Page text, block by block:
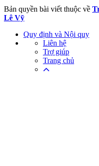
Bản quyền bài viết thuộc về
Lê Vỹ
Quy định và Nội quy
Liên hệ
Trợ giúp
Trang chủ